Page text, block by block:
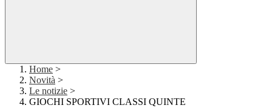
Home >
Novità >
Le notizie >
GIOCHI SPORTIVI CLASSI QUINTE